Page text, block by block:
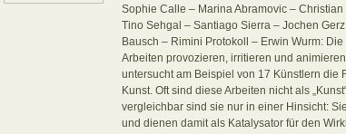
Sophie Calle – Marina Abramovic –
Tino Sehgal – Santiago Sierra – Jochen
Bausch – Rimini Protokoll – Erwin Wurm:
Arbeiten provozieren, irritieren und
untersucht am Beispiel von 17 Künstlern die
Kunst. Oft sind diese Arbeiten nicht als
vergleichbar sind sie nur in einer Hinsicht:
und dienen damit als Katalysator für den